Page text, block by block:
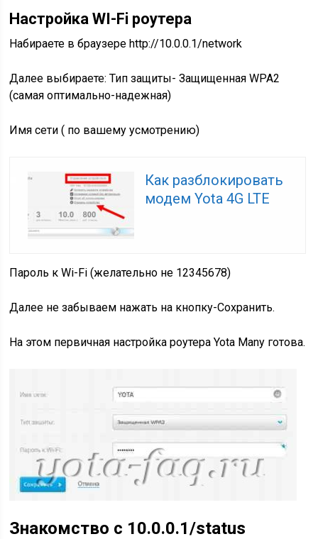
Настройка WI-Fi роутера
Набираете в браузере http://10.0.0.1/network
Далее выбираете: Тип защиты- Защищенная WPA2
(самая оптимально-надежная)
Имя сети ( по вашему усмотрению)
Как разблокировать
модем Yota 4G LTE
Пароль к Wi-Fi (желательно не 12345678)
Далее не забываем нажать на кнопку-Сохранить.
На этом первичная настройка роутера Yota Many готова.
Знакомство с 10.0.0.1/status